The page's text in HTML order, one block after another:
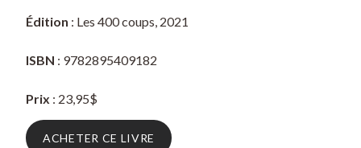
Édition : Les 400 coups, 2021
ISBN : 9782895409182
Prix : 23,95$
ACHETER CE LIVRE